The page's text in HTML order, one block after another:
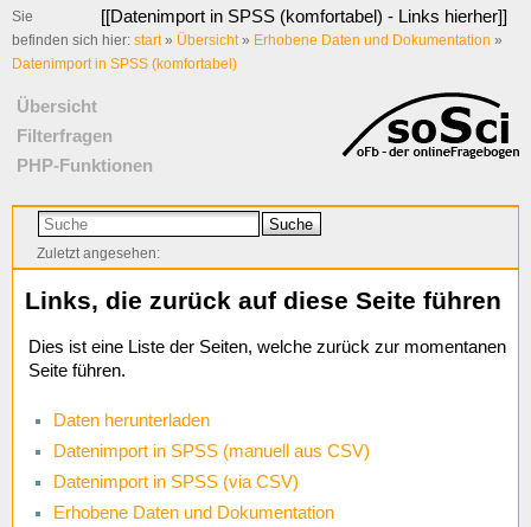
[[Datenimport in SPSS (komfortabel) - Links hierher]]
Sie
befinden sich hier: start» Übersicht» Erhobene Daten und Dokumentation »
Datenimport in SPSS (komfortabel)
Übersicht
Filterfragen
PHP-Funktionen
Suche
Zuletzt angesehen:
Links, die zurück auf diese Seite führen
Dies ist eine Liste der Seiten, welche zurück zur momentanen
Seite führen.
Daten herunterladen
Datenimport in SPSS (manuell aus CSV)
Datenimport in SPSS (via CSV)
Erhobene Daten und Dokumentation